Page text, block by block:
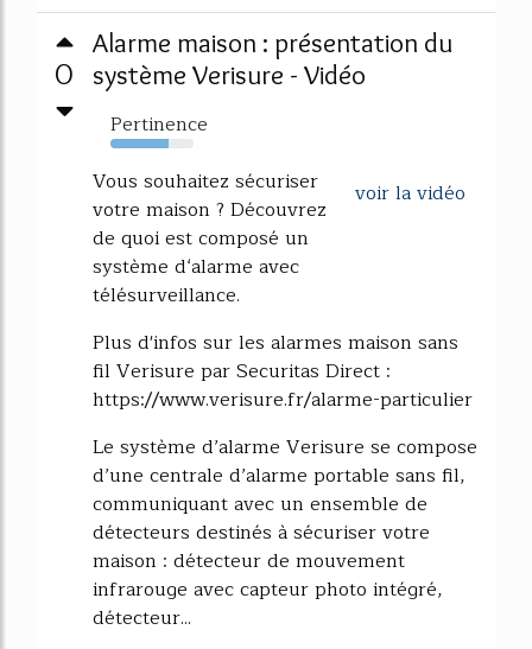
0
Alarme maison : présentation du
système Verisure - Vidéo
Pertinence
70%
voir la vidéo
Vous souhaitez sécuriser
votre maison ? Découvrez
de quoi est composé un
système d‘alarme avec
télésurveillance.
Plus d'infos sur les alarmes maison sans
fil Verisure par Securitas Direct :
https://www.verisure.fr/alarme-particulier
Le système d’alarme Verisure se compose
d’une centrale d’alarme portable sans fil,
communiquant avec un ensemble de
détecteurs destinés à sécuriser votre
maison : détecteur de mouvement
infrarouge avec capteur photo intégré,
détecteur...